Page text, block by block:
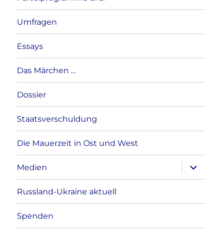
Umfragen
Essays
Das Märchen …
Dossier
Staatsverschuldung
Die Mauerzeit in Ost und West
Medien
anzeigen
Russland-Ukraine aktuell
Spenden